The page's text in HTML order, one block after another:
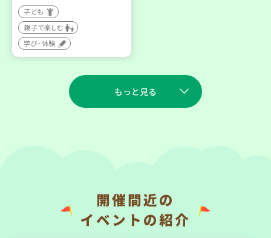
子ども
親子で楽しむ
学び・体験
もっと見る
開催間近の
イベントの紹介